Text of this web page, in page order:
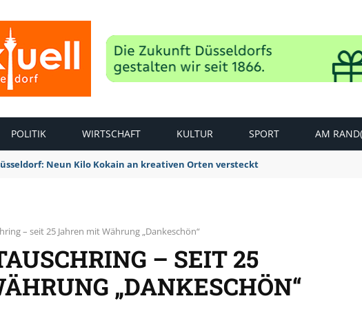
POLITIK WIRTSCHAFT KULTUR SPORT AM
Neun Kilo Kokain an kreativen Orten versteckt
– seit 25 Jahren mit Währung „Dankeschön“
– SEIT 25
„DANKESCHÖN“